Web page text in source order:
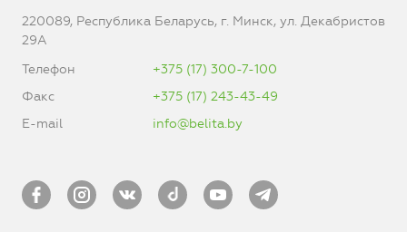
220089, Республика Беларусь, г. Минск, ул. Декабристов
29А
Телефон
+375 (17) 300-7-100
Факс
+375 (17) 243-43-49
E-mail
info@belita.by